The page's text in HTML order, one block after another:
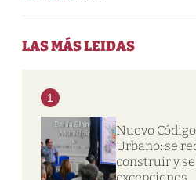
LAS MÁS LEIDAS
1
Nuevo
Urbano: se
construir y
excepciones